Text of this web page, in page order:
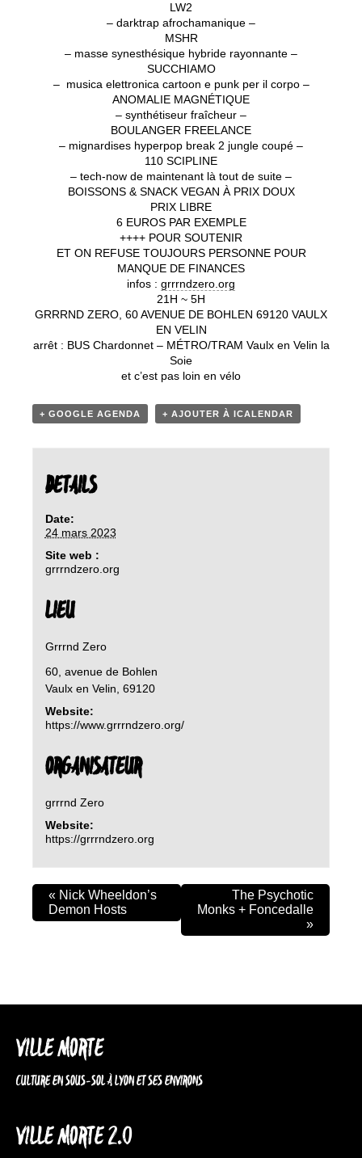
LW2
– darktrap afrochamanique –
MSHR
– masse synesthésique hybride rayonnante –
SUCCHIAMO
– musica elettronica cartoon e punk per il corpo –
ANOMALIE MAGNÉTIQUE
– synthétiseur fraîcheur –
BOULANGER FREELANCE
– mignardises hyperpop break 2 jungle coupé –
110 SCIPLINE
– tech-now de maintenant là tout de suite –
BOISSONS & SNACK VEGAN À PRIX DOUX
PRIX LIBRE
6 EUROS PAR EXEMPLE
++++ POUR SOUTENIR
ET ON REFUSE TOUJOURS PERSONNE POUR
MANQUE DE FINANCES
infos : grrrndzero.org
21H ~ 5H
GRRRND ZERO, 60 AVENUE DE BOHLEN 69120 VAULX
EN VELIN
arrêt : BUS Chardonnet – MÉTRO/TRAM Vaulx en Velin la
Soie
et c’est pas loin en vélo
+ GOOGLE AGENDA + AJOUTER À ICALENDAR
DETAILS
Date:
24 mars 2023
Site web :
grrrndzero.org
LIEU
Grrrnd Zero
60, avenue de Bohlen
Vaulx en Velin 69120
Website:
https://www.grrrndzero.org/
ORGANISATEUR
grrrnd Zero
Website:
https://grrrndzero.org
« Nick Wheeldon’s
Demon Hosts
The Psychotic
Monks + Foncedalle
»
VILLE MORTE
CULTURE EN SOUS-SOL À LYON ET SES ENVIRONS
VILLE MORTE 2.0